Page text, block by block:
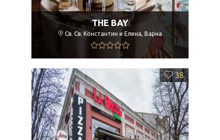
THE BAY
Св. Св. Константин и Елена, Варна
38